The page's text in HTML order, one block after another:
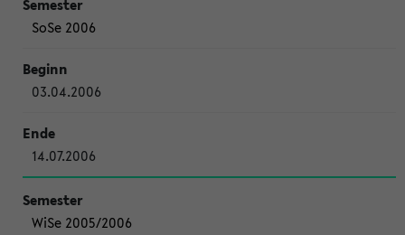
SoSe 2006
03.04.2006
14.07.2006
WiSe 2005/2006